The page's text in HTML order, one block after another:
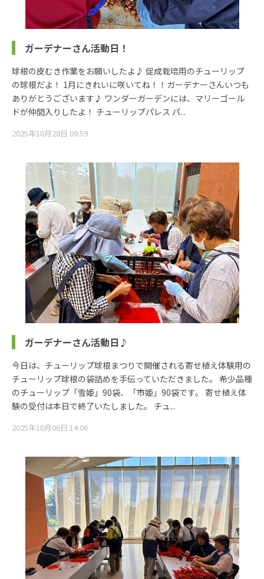
ガーデナーさん活動日！
球根の皮むき作業をお願いしたよ♪ 促成栽培用のチューリップ
の球根だよ！ 1月にきれいに咲いてね！！ガーデナーさんいつも
ありがとうございます♪ ワンダーガーデンには、マリーゴール
ドが仲間入りしたよ！ チューリップパレス パ...
2025年10月28日 09:59
ガーデナーさん活動日♪
今日は、チューリップ球根まつりで開催される寄せ植え体験用の
チューリップ球根の袋詰めを手伝っていただきました。 希少品種
のチューリップ「雪姫」90袋、「市姫」90袋です。 寄せ植え体
験の受付は本日で終了いたしました。 チュ...
2025年10月06日 14:06